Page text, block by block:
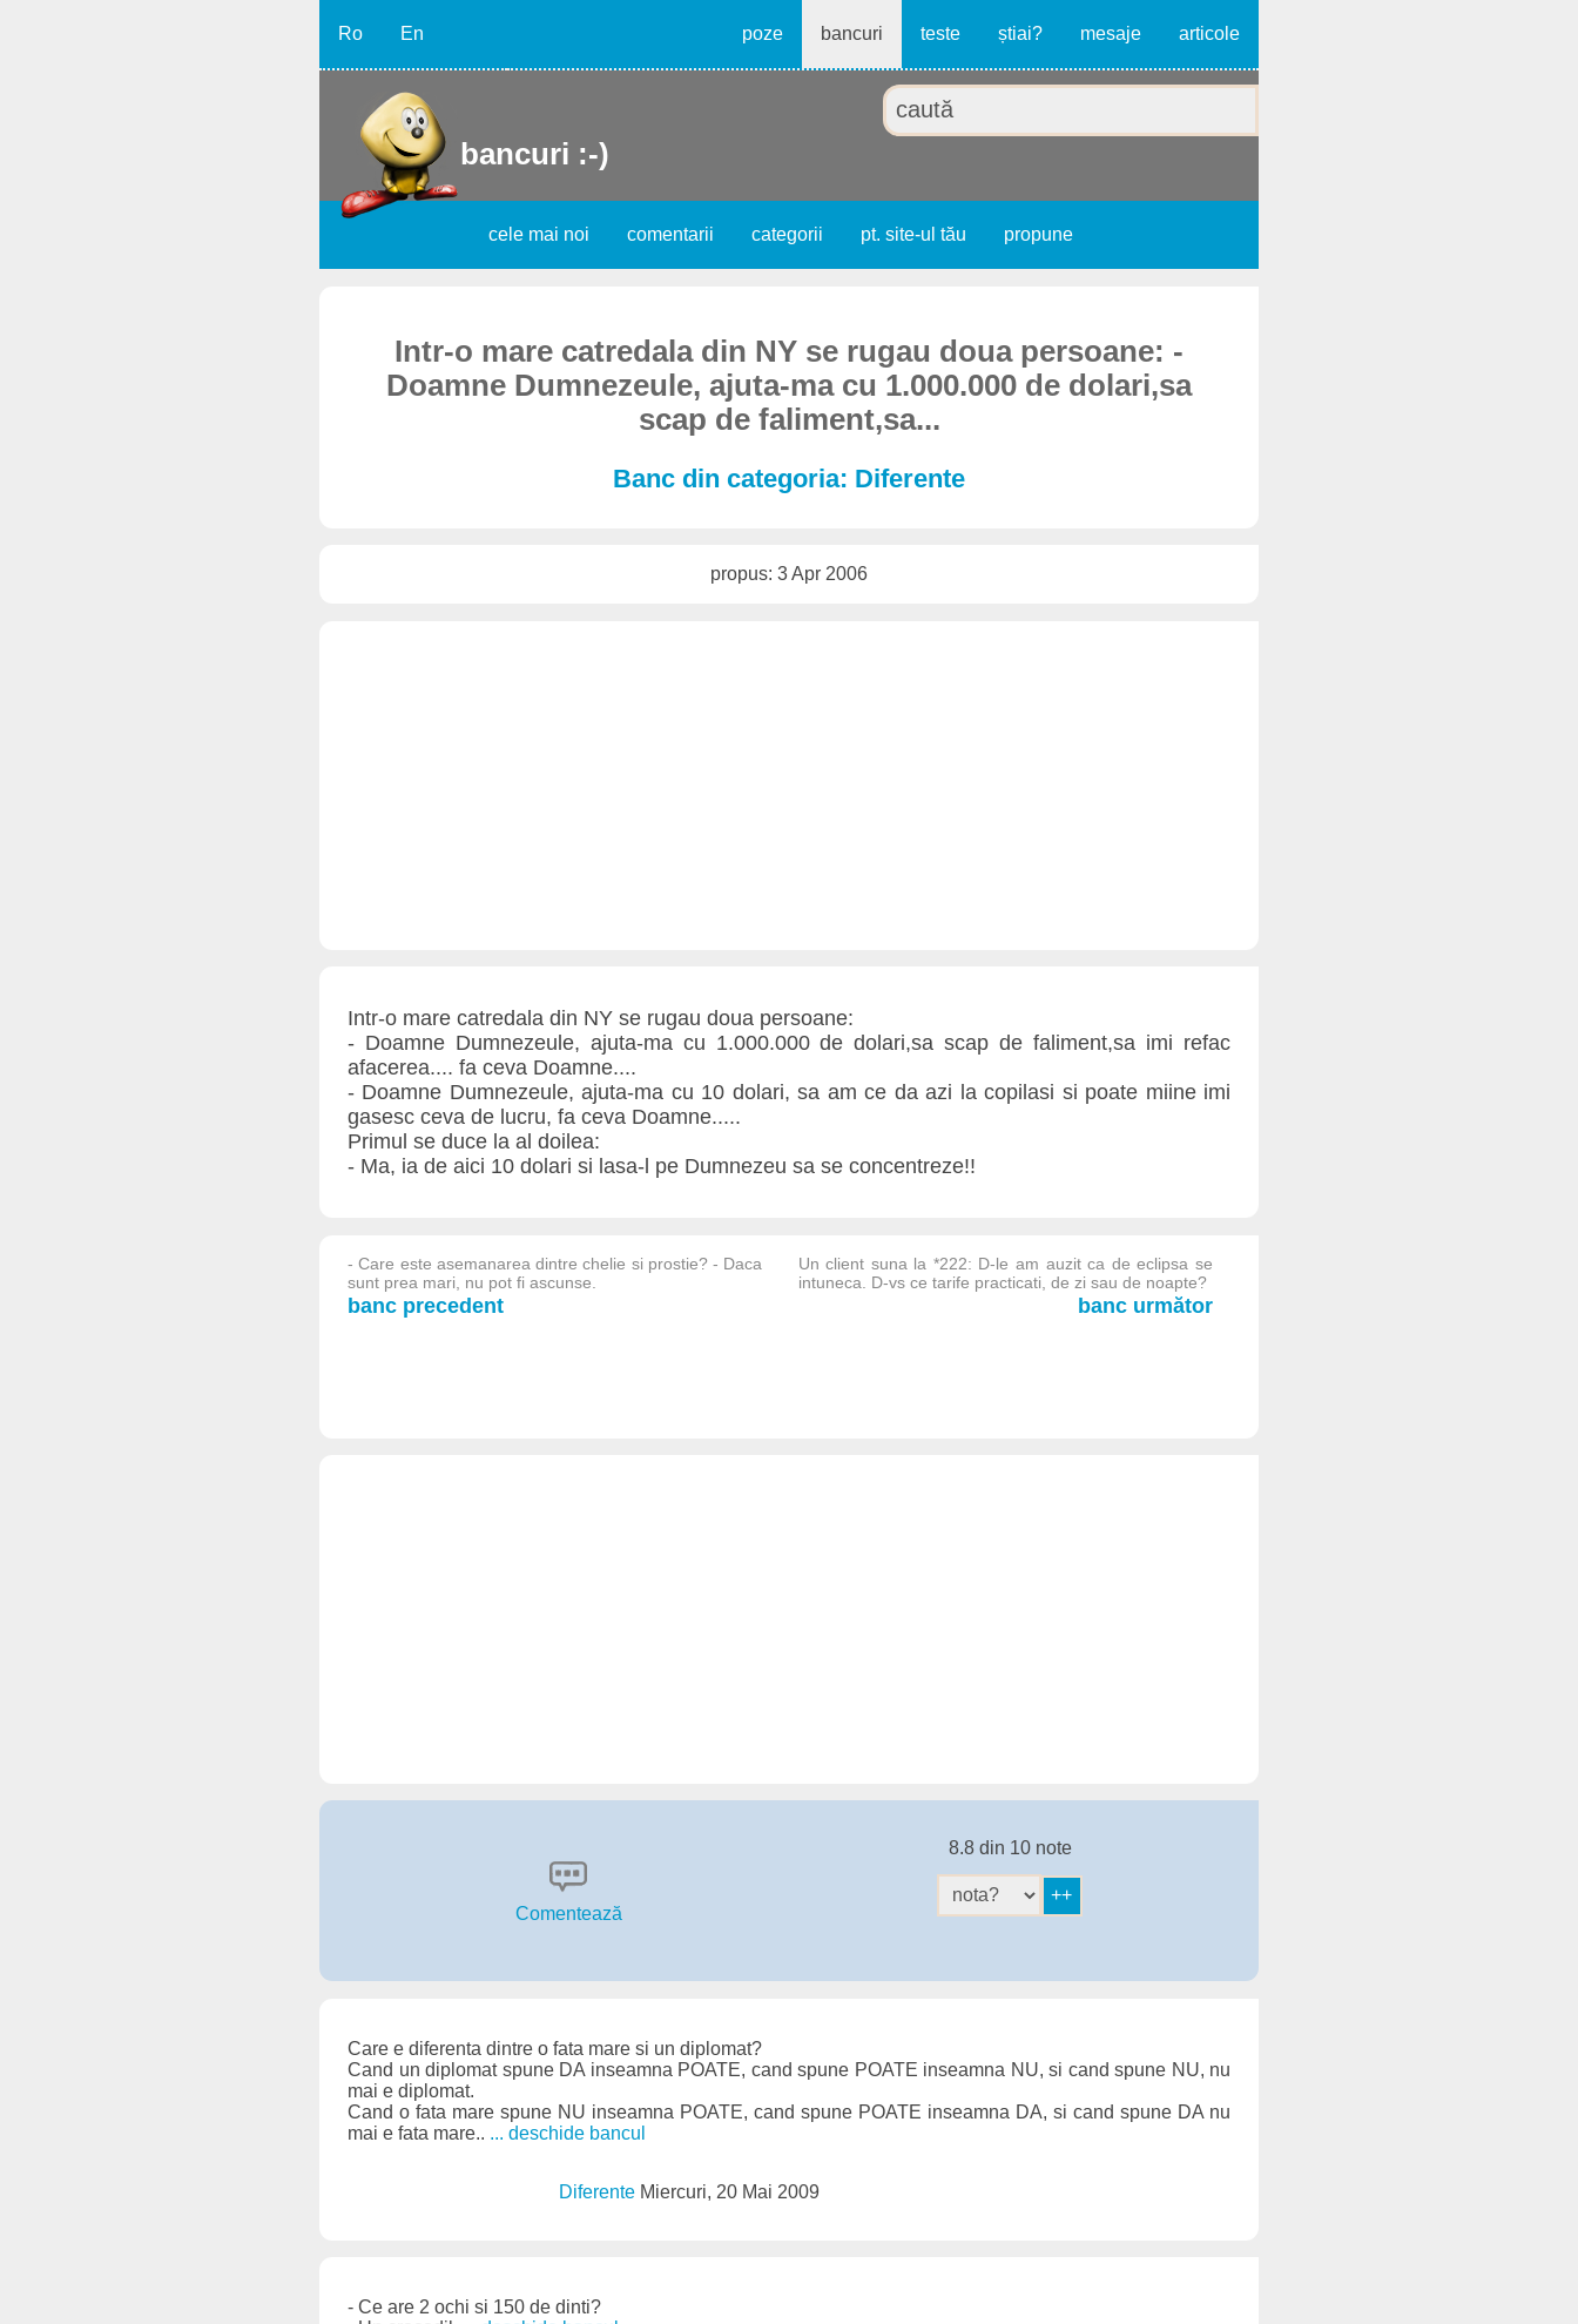
Ro En poze bancuri teste știai? mesaje articole
bancuri :-)
cele mai noi comentarii categorii pt. site-ul tău propune
Intr-o mare catredala din NY se rugau doua persoane: -
Doamne Dumnezeule, ajuta-ma cu 1.000.000 de dolari,sa
scap de faliment,sa...
Banc din categoria: Diferente
propus: 3 Apr 2006
Intr-o mare catredala din NY se rugau doua persoane:
- Doamne Dumnezeule, ajuta-ma cu 1.000.000 de dolari,sa scap de faliment,sa imi refac
afacerea.... fa ceva Doamne....
- Doamne Dumnezeule, ajuta-ma cu 10 dolari, sa am ce da azi la copilasi si poate miine imi
gasesc ceva de lucru, fa ceva Doamne.....
Primul se duce la al doilea:
- Ma, ia de aici 10 dolari si lasa-l pe Dumnezeu sa se concentreze!!
- Care este asemanarea dintre chelie si prostie? - Daca
sunt prea mari, nu pot fi ascunse.
banc precedent
Un client suna la *222: D-le am auzit ca de eclipsa se
intuneca. D-vs ce tarife practicati, de zi sau de noapte?
banc următor
Comentează
8.8 din 10 note
Care e diferenta dintre o fata mare si un diplomat?
Cand un diplomat spune DA inseamna POATE, cand spune POATE inseamna NU, si cand spune NU, nu
mai e diplomat.
Cand o fata mare spune NU inseamna POATE, cand spune POATE inseamna DA, si cand spune DA nu
mai e fata mare.. ... deschide bancul
Diferente Miercuri, 20 Mai 2009
- Ce are 2 ochi si 150 de dinti?